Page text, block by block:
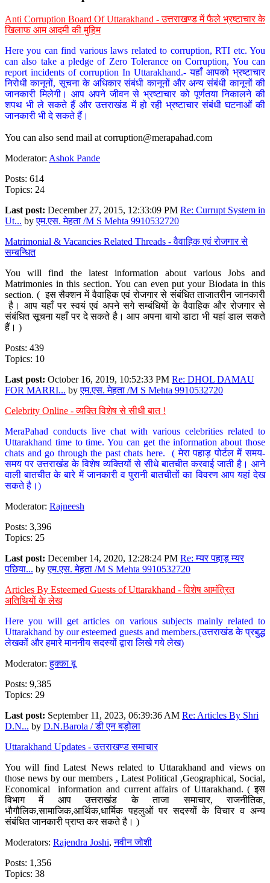
Anti Corruption Board Of Uttarakhand - उत्तराखण्ड में फैले भ्रष्टाचार के
खिलाफ आम आदमी की मुहिम
Here you can find various laws related to corruption, RTI etc. You
can also take a pledge of Zero Tolerance on Corruption, You can
report incidents of corruption In Uttarakhand.- यहाँ आपको भ्रष्टाचार
निरोधी कानूनों, सूचना के अधिकार संबंधी कानूनों और अन्य संबंधी कानूनों की
जानकारी मिलेगी। आप अपने जीवन से भ्रष्टाचार को पूर्णतया निकालने की
शपथ भी ले सकते हैं और उत्तराखंड में हो रही भ्रष्टाचार संबंधी घटनाओं की
जानकारी भी दे सकते हैं।
You can also send mail at corruption@merapahad.com
Moderator: Ashok Pande
Posts: 614
Topics: 24
Last post: December 27, 2015, 12:33:09 PM Re: Currupt System in
Ut... byएम.एस. मेहता /M S Mehta 9910532720
Matrimonial & Vacancies Related Threads - वैवाहिक एवं रोजगार से
सम्बन्धित
You will find the latest information about various Jobs and
Matrimonies in this section. You can even put your Biodata in this
section. ( इस सैक्शन में वैवाहिक एवं रोजगार से संबंधित ताजातरीन जानकारी
है। आप यहाँ पर स्वयं एवं अपने सगे सम्बंधियों के वैवाहिक और रोजगार से
संबंधित सूचना यहाँ पर दे सकते है। आप अपना बायो डाटा भी यहां डाल सकते
हैं। )
Posts: 439
Topics: 10
Last post: October 16, 2019, 10:52:33 PM Re: DHOL DAMAU
FOR MARRI... byएम.एस. मेहता /M S Mehta 9910532720
Celebrity Online - व्यक्ति विशेष से सीधी बात !
MeraPahad conducts live chat with various celebrities related to
Uttarakhand time to time. You can get the information about those
chats and go through the past chats here. ( मेरा पहाड़ पोर्टल में समय-
समय पर उत्तराखंड के विशेष व्यक्तियों से सीधे बातचीत करवाई जाती है। आने
वाली बातचीत के बारे में जानकारी व पुरानी बातचीतों का विवरण आप यहां देख
सकते है।)
Moderator: Rajneesh
Posts: 3,396
Topics: 25
Last post: December 14, 2020, 12:28:24 PM Re: म्यर पहाड़ म्यर
पछिया... byएम.एस. मेहता /M S Mehta 9910532720
Articles By Esteemed Guests of Uttarakhand - विशेष आमंत्रित
अतिथियों के लेख
Here you will get articles on various subjects mainly related to
Uttarakhand by our esteemed guests and members.(उत्तराखंड के प्रबुद्ध
लेखकों और हमारे माननीय सदस्यों द्वारा लिखे गये लेख)
Moderator:हुक्का बू
Posts: 9,385
Topics: 29
Last post: September 11, 2023, 06:39:36 AM Re: Articles By Shri
D.N... by D.N.Barola / डी एन बड़ोला
Uttarakhand Updates - उत्तराखण्ड समाचार
You will find Latest News related to Uttarakhand and views on
those news by our members , Latest Political ,Geographical, Social,
Economical information and current affairs of Uttarakhand. ( इस
विभाग में आप उत्तराखंड के ताजा समाचार, राजनीतिक,
भौगौलिक,सामाजिक,आर्थिक,धार्मिक पहलुओं पर सदस्यों के विचार व अन्य
संबंधित जानकारी प्राप्त कर सकते है। )
Moderators: Rajendra Joshi,नवीन जोशी
Posts: 1,356
Topics: 38